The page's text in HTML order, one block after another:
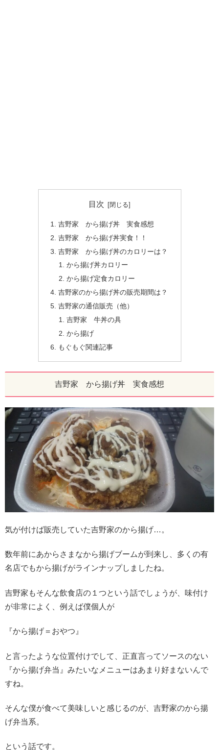
目次
吉野家 から揚げ丼 実食感想
吉野家 から揚げ丼実食！！
吉野家 から揚げ丼のカロリーは？
から揚げ丼カロリー
から揚げ定食カロリー
吉野家のから揚げ丼の販売期間は？
吉野家の通信販売（他）
吉野家 牛丼の具
から揚げ
もぐもぐ関連記事
吉野家 から揚げ丼 実食感想
気が付けば販売していた吉野家のから揚げ…。
数年前にあからさまなから揚げブームが到来し、多くの有
名店でもから揚げがラインナップしましたね。
吉野家もそんな飲食店の１つという話でしょうが、味付け
が非常によく、例えば僕個人が
『から揚げ＝おやつ』
と言ったような位置付けでして、正直言ってソースのない
『から揚げ弁当』みたいなメニューはあまり好まないんで
すね。
そんな僕が食べて美味しいと感じるのが、吉野家のから揚
げ弁当系。
という話です。